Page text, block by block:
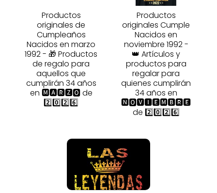
Productos
originales de
Cumpleaños
Nacidos en marzo
1992 - 🎁 Productos
de regalo para
aquellos que
cumplirán 34 años
en 🅼🅰🆁🆉🅾 de
2️⃣0️⃣2️⃣6️⃣
Productos
originales Cumple
Nacidos en
noviembre 1992 -
👑 Artículos y
productos para
regalar para
quienes cumplirán
34 años en
🅽🅾🆅🅸🅴🅼🅱🆁🅴
de 2️⃣0️⃣2️⃣6️⃣